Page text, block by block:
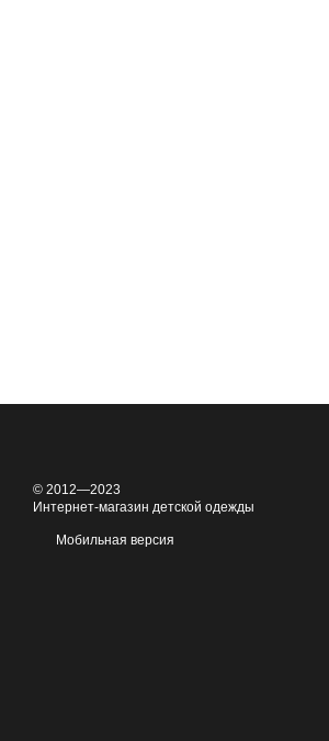
© 2012—2023
Интернет-магазин детской одежды
Мобильная версия